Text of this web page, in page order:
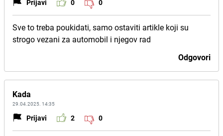
Prijavi 0 0
Sve to treba poukidati, samo ostaviti artikle koji su
strogo vezani za automobil i njegov rad
Odgovori
Kada
29.04.2025. 14:35
Prijavi 2 0